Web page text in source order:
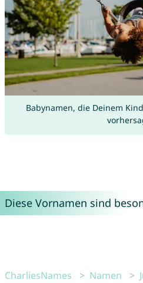
Babynamen, die Deinem
Diese Vornamen sind
CharliesNames Namen